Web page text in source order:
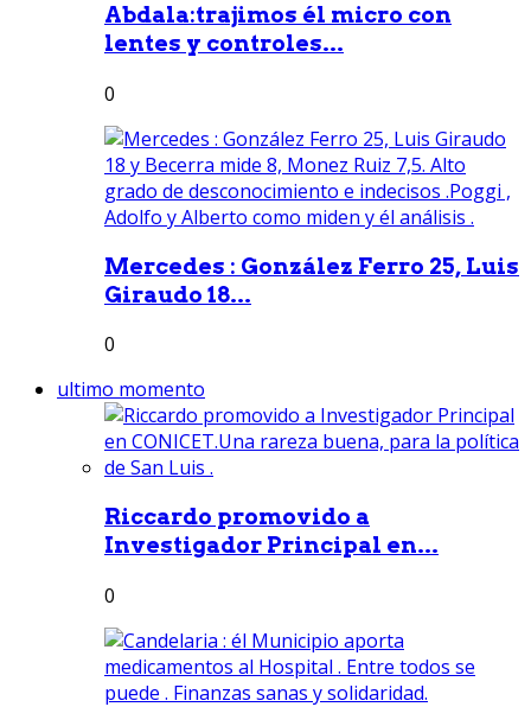
Abdala:trajimos él micro con
lentes y controles...
0
Mercedes : González Ferro 25, Luis
Giraudo 18...
0
ultimo momento
Riccardo promovido a
Investigador Principal en...
0